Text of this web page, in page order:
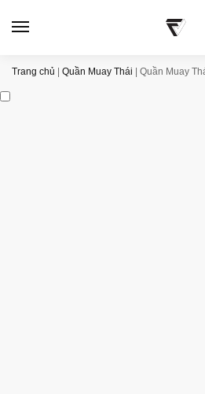
Trang chủ Quần Muay Thái Quần Muay